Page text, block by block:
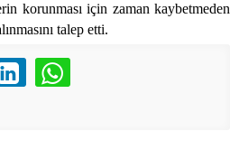
korunması için zaman kaybetmeden
talep etti.